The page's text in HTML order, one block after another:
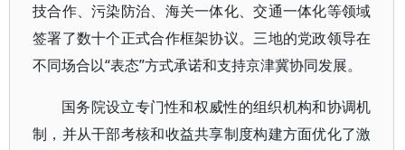
技合作、污染防治、海关一体化、交通一体化等领域
签署了数十个正式合作框架协议。三地的党政领导在
不同场合以“表态”方式承诺和支持京津冀协同发展。
国务院设立专门性和权威性的组织机构和协调机
制，并从干部考核和收益共享制度构建方面优化了激